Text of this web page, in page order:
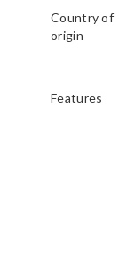
Country of
origin
Features